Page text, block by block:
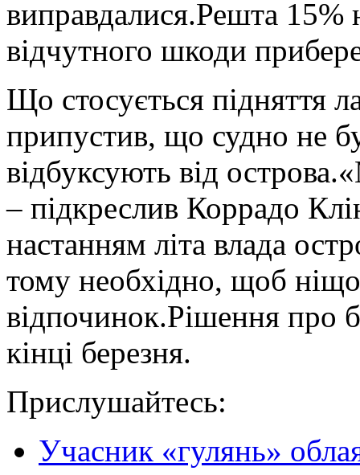
виправдалися.Решта 15%
відчутного шкоди
Що стосується підняття
припустив, що судно не
відбуксують від
– підкреслив Коррадо
настанням літа влада
тому необхідно, щоб
відпочинок.Рішення про
кінці березня.
Прислушайтесь:
Учасник «гулянь»